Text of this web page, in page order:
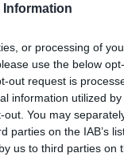
Information
or processing of
use the below
out request is
information utilized
You may
parties on the IAB’s
us to third parties on